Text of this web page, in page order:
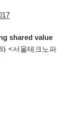
shared value
울테크노파